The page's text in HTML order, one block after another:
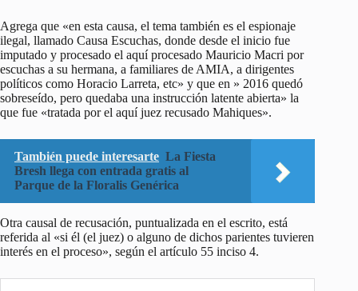
Agrega que «en esta causa, el tema también es el espionaje
ilegal, llamado Causa Escuchas, donde desde el inicio fue
imputado y procesado el aquí procesado Mauricio Macri por
escuchas a su hermana, a familiares de AMIA, a dirigentes
políticos como Horacio Larreta, etc» y que en » 2016 quedó
sobreseído, pero quedaba una instrucción latente abierta» la
que fue «tratada por el aquí juez recusado Mahiques».
También puede interesarte La Fiesta
Bresh llega con entrada gratis al
Parque de la Floralis Genérica
Otra causal de recusación, puntualizada en el escrito, está
referida al «si él (el juez) o alguno de dichos parientes tuvieren
interés en el proceso», según el artículo 55 inciso 4.